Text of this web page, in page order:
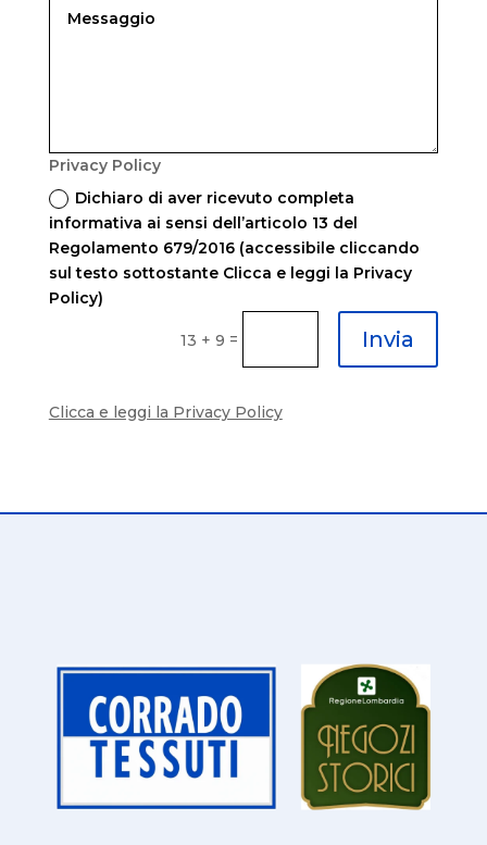
Privacy Policy
Dichiaro di aver ricevuto completa
informativa ai sensi dell’articolo 13 del
Regolamento 679/2016 (accessibile cliccando
sul testo sottostante Clicca e leggi la Privacy
Policy)
13 + 9 = Invia
Clicca e leggi la Privacy Policy